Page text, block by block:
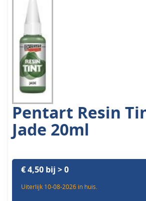
Pentart Resin
Jade 20ml
€ 4,50 bij > 0
Uiterlijk 10-08-2026 in huis.